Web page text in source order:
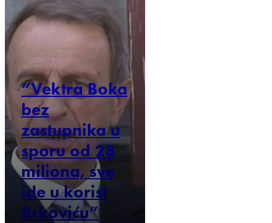
“Vektra Boka
bez
zastupnika u
sporu od 28
miliona, sve
ide u korist
Brkoviću”